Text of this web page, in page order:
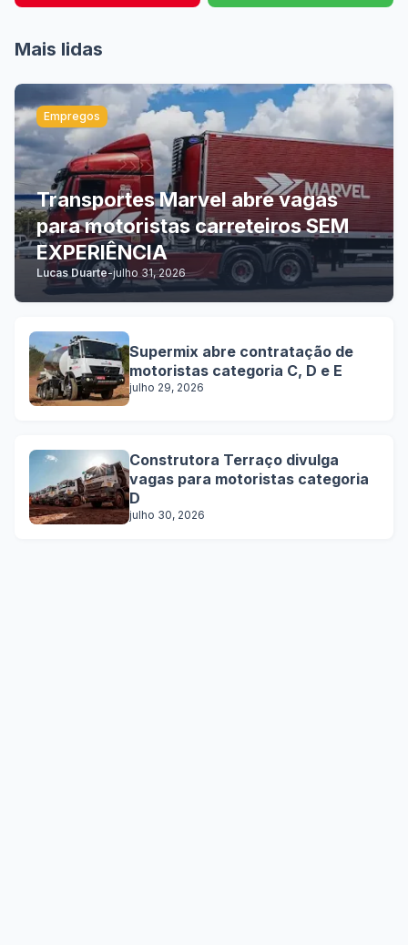
Mais lidas
Empregos
Transportes Marvel abre vagas
para motoristas carreteiros SEM
EXPERIÊNCIA
Lucas Duarte-julho 31, 2026
Supermix abre contratação de
motoristas categoria C, D e E
julho 29, 2026
Construtora Terraço divulga
vagas para motoristas categoria
D
julho 30, 2026